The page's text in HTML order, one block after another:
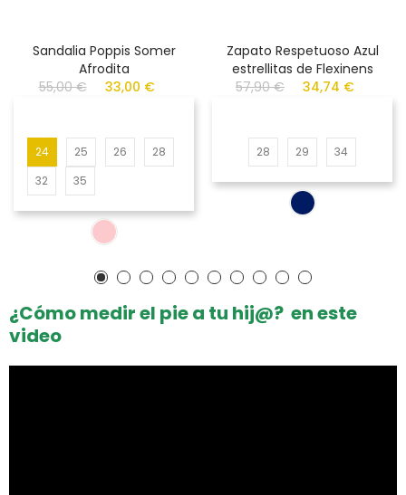
Sandalia Poppis Somer
Afrodita
55,00 €
33,00 €
24 25 26
28
32
35
Zapato Respetuoso Azul
estrellitas de Flexinens
57,90 €
34,74 €
28 29 34
¿Cómo medir el pie a tu hij@? en este
video